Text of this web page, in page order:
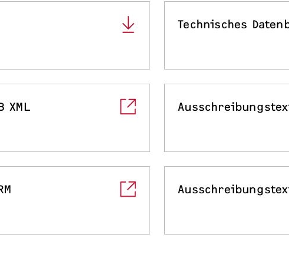
Technisches
XML